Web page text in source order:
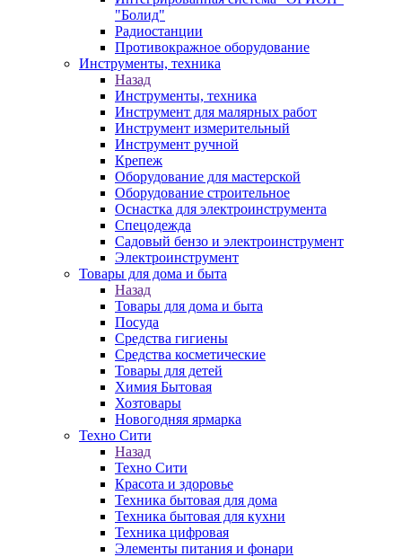
"Болид"
Радиостанции
Противокражное оборудование
Инструменты, техника
Назад
Инструменты, техника
Инструмент для малярных работ
Инструмент измерительный
Инструмент ручной
Крепеж
Оборудование для мастерской
Оборудование строительное
Оснастка для электроинструмента
Спецодежда
Садовый бензо и электроинструмент
Электроинструмент
Товары для дома и быта
Назад
Товары для дома и быта
Посуда
Средства гигиены
Средства косметические
Товары для детей
Химия Бытовая
Хозтовары
Новогодняя ярмарка
Техно Сити
Назад
Техно Сити
Красота и здоровье
Техника бытовая для дома
Техника бытовая для кухни
Техника цифровая
Элементы питания и фонари